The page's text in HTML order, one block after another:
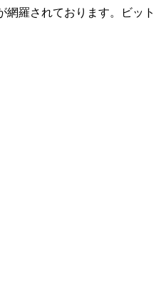
網羅されております。ビ